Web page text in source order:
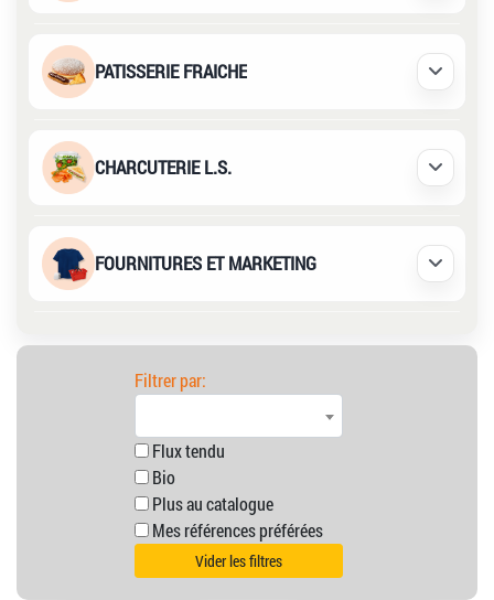
PATISSERIE FRAICHE Déplier
CHARCUTERIE L.S. Déplier
FOURNITURES ET MARKETING Déplier
Filtrer par:
Flux tendu
Bio
Plus au catalogue
Mes références préférées
Vider les filtres